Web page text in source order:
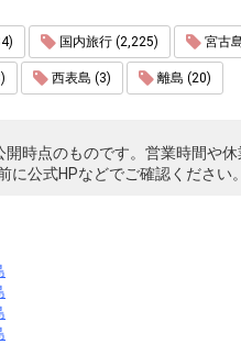
国内旅行 (2,225) 宮古
西表島 (3) 離島 (20)
開時点のものです。営業時間や
に公式HPなどでご確認ください。